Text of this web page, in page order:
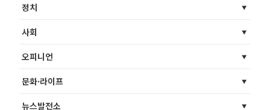
정치
사회
오피니언
문화·라이프
뉴스발전소